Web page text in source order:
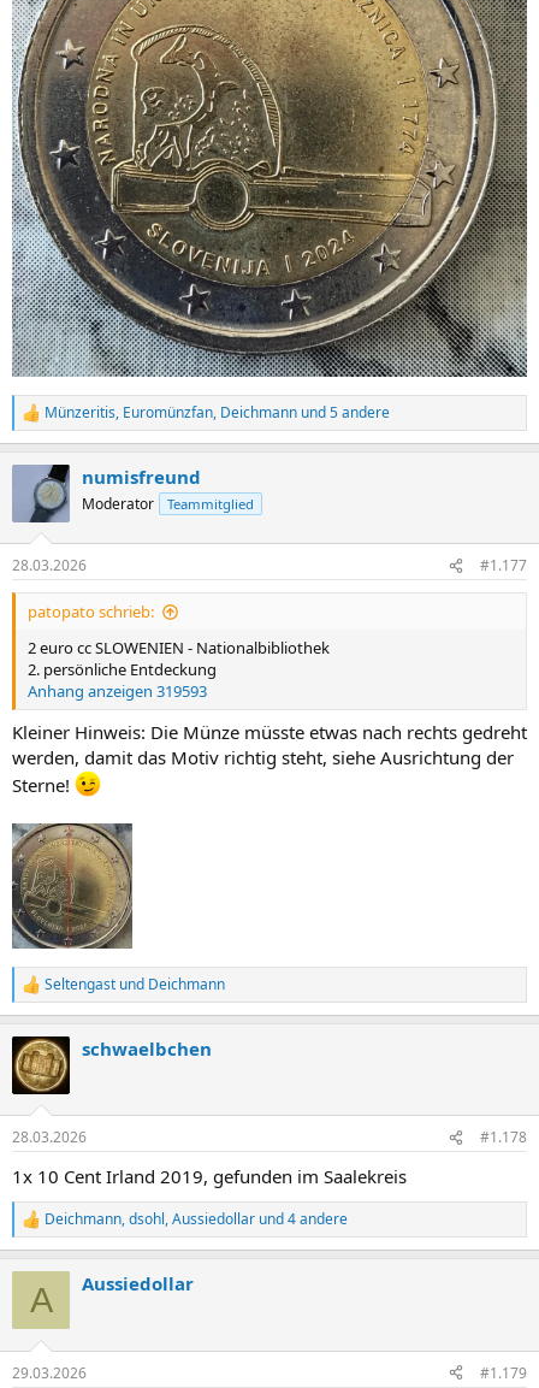
R
e
e
n
Münzeritis, Euromünzfan, Deichmann und 5 andere
numisfreund
Moderator Teammitglied
28.03.2026 #1.177
patopato schrieb:
2 euro cc SLOWENIEN - Nationalbibliothek
2. persönliche Entdeckung
Anhang anzeigen 319593
Kleiner Hinweis: Die Münze müsste etwas nach rechts gedreht
werden, damit das Motiv richtig steht, siehe Ausrichtung der
Sterne!
R
e
k
t
i
e
:
Seltengast und Deichmann
schwaelbchen
28.03.2026 #1.178
1x 10 Cent Irland 2019, gefunden im Saalekreis
R
e
e
Deichmann,dsohl,Aussiedollar und 4 andere
A Aussiedollar
29.03.2026 #1.179